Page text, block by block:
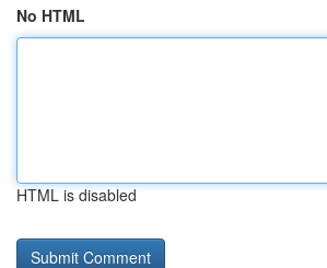
No HTML
HTML is disabled